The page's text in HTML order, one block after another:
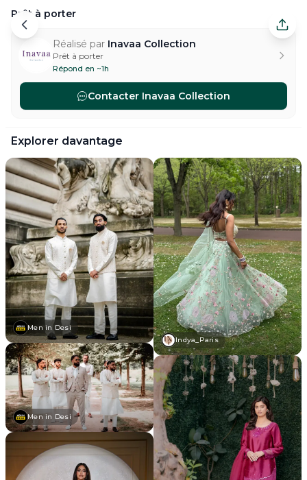
Prêt à porter
Prêt à porter — Paris. Réalisé par Inavaa Collection.
Réalisé par Inavaa Collection
Prêt à porter
Répond en ~1h
Contacter Inavaa Collection
#ready-to-wear-wedding-dress
Explorer davantage
Men in Desi
Men in Desi
Indya_Paris